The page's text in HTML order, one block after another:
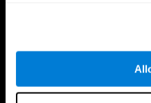
Tu Cerebro
Mente y Cerebro